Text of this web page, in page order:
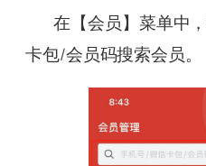
在【会员】菜单中
卡包/会员码搜索会员。